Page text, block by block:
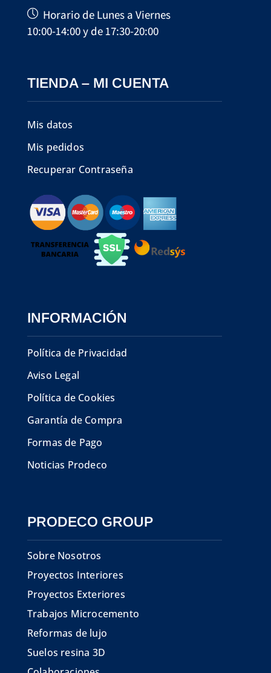
Horario de Lunes a Viernes
10:00-14:00 y de 17:30-20:00
TIENDA – MI CUENTA
Mis datos
Mis pedidos
Recuperar Contraseña
INFORMACIÓN
Política de Privacidad
Aviso Legal
Política de Cookies
Garantía de Compra
Formas de Pago
Noticias Prodeco
PRODECO GROUP
Sobre Nosotros
Proyectos Interiores
Proyectos Exteriores
Trabajos Microcemento
Reformas de lujo
Suelos resina 3D